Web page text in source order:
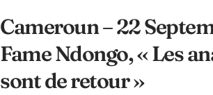
Cameroun – 22
Fame Ndongo, « Les
sont de retour »